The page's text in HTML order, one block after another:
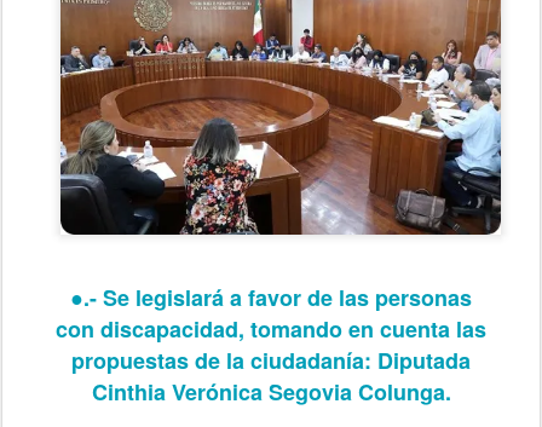
●.- Se legislará a favor de las personas
con discapacidad, tomando en cuenta las
propuestas de la ciudadanía: Diputada
Cinthia Verónica Segovia Colunga.